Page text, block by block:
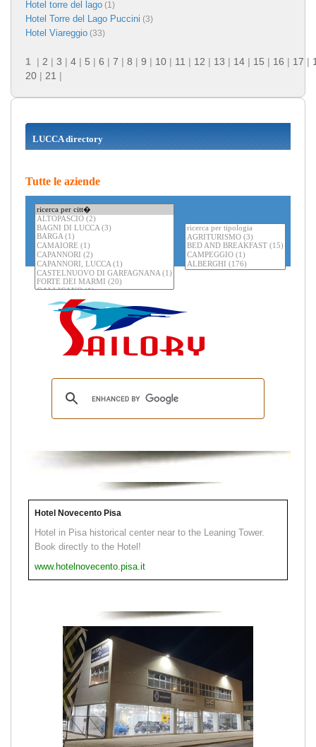
Hotel torre del lago (1)
Hotel Torre del Lago Puccini (3)
Hotel Viareggio (33)
1 | 2 | 3 | 4 | 5 | 6 | 7 | 8 | 9 | 10 | 11 | 12 | 13 | 14 | 15 | 16 | 17 |
20 | 21 |
LUCCA directory
Tutte le aziende
Hotel Novecento Pisa
Hotel in Pisa historical center near to the Leaning Tower.
Book directly to the Hotel!
www.hotelnovecento.pisa.it